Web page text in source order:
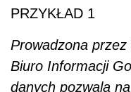
PRZYKŁAD 1
Prowadzona przez
Biuro Informacji
danych pozwala